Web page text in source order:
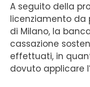
A seguito della
licenziamento da
di Milano, la
cassazione
effettuati, in
dovuto applicare